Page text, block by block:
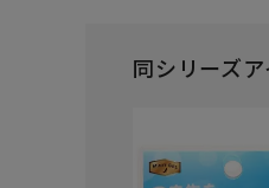
同シリーズ